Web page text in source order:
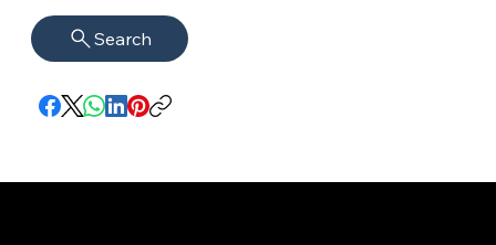
Search